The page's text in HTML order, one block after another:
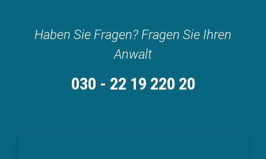
Haben Sie Fragen? Fragen Sie Ihren
Anwalt
030 - 22 19 220 20